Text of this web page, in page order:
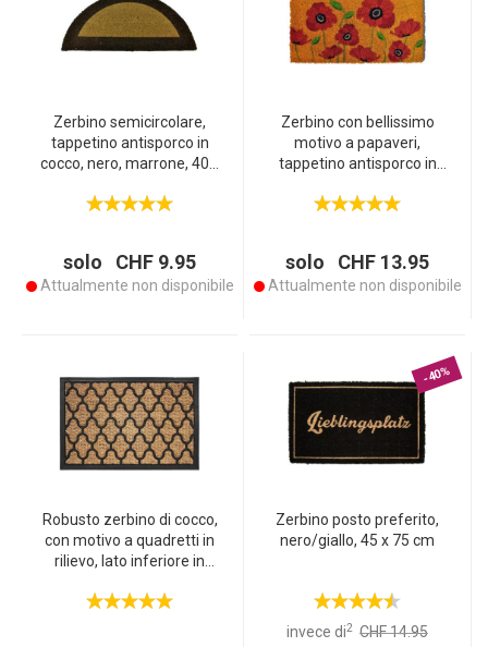
Zerbino semicircolare,
tappetino antisporco in
cocco, nero, marrone, 40 x
solo CHF 9.95
Attualmente non disponibile
Zerbino con bellissimo
motivo a papaveri,
tappetino antisporco in
solo CHF 13.95
Attualmente non disponibile
Robusto zerbino di cocco,
con motivo a quadretti in
rilievo, lato inferiore in
-40%
Zerbino posto preferito,
nero/giallo, 45 x 75 cm
invece di2 CHF 14.95